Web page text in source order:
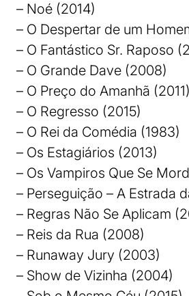
– Noé (2014)
– O Despertar de um
– O Fantástico Sr. Raposo
– O Grande Dave (2008)
– O Preço do Amanhã (2011)
– O Regresso (2015)
– O Rei da Comédia (1983)
– Os Estagiários (2013)
– Os Vampiros Que Se
– Perseguição – A Estrada
– Regras Não Se Aplicam
– Reis da Rua (2008)
– Runaway Jury (2003)
– Show de Vizinha (2004)